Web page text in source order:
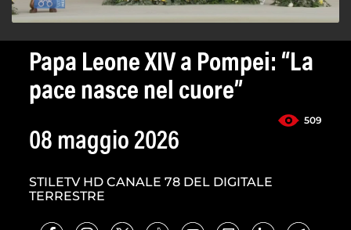
Papa Leone XIV a Pompei: “La
pace nasce nel cuore”
509
08 maggio 2026
STILETV HD CANALE 78 DEL DIGITALE
TERRESTRE